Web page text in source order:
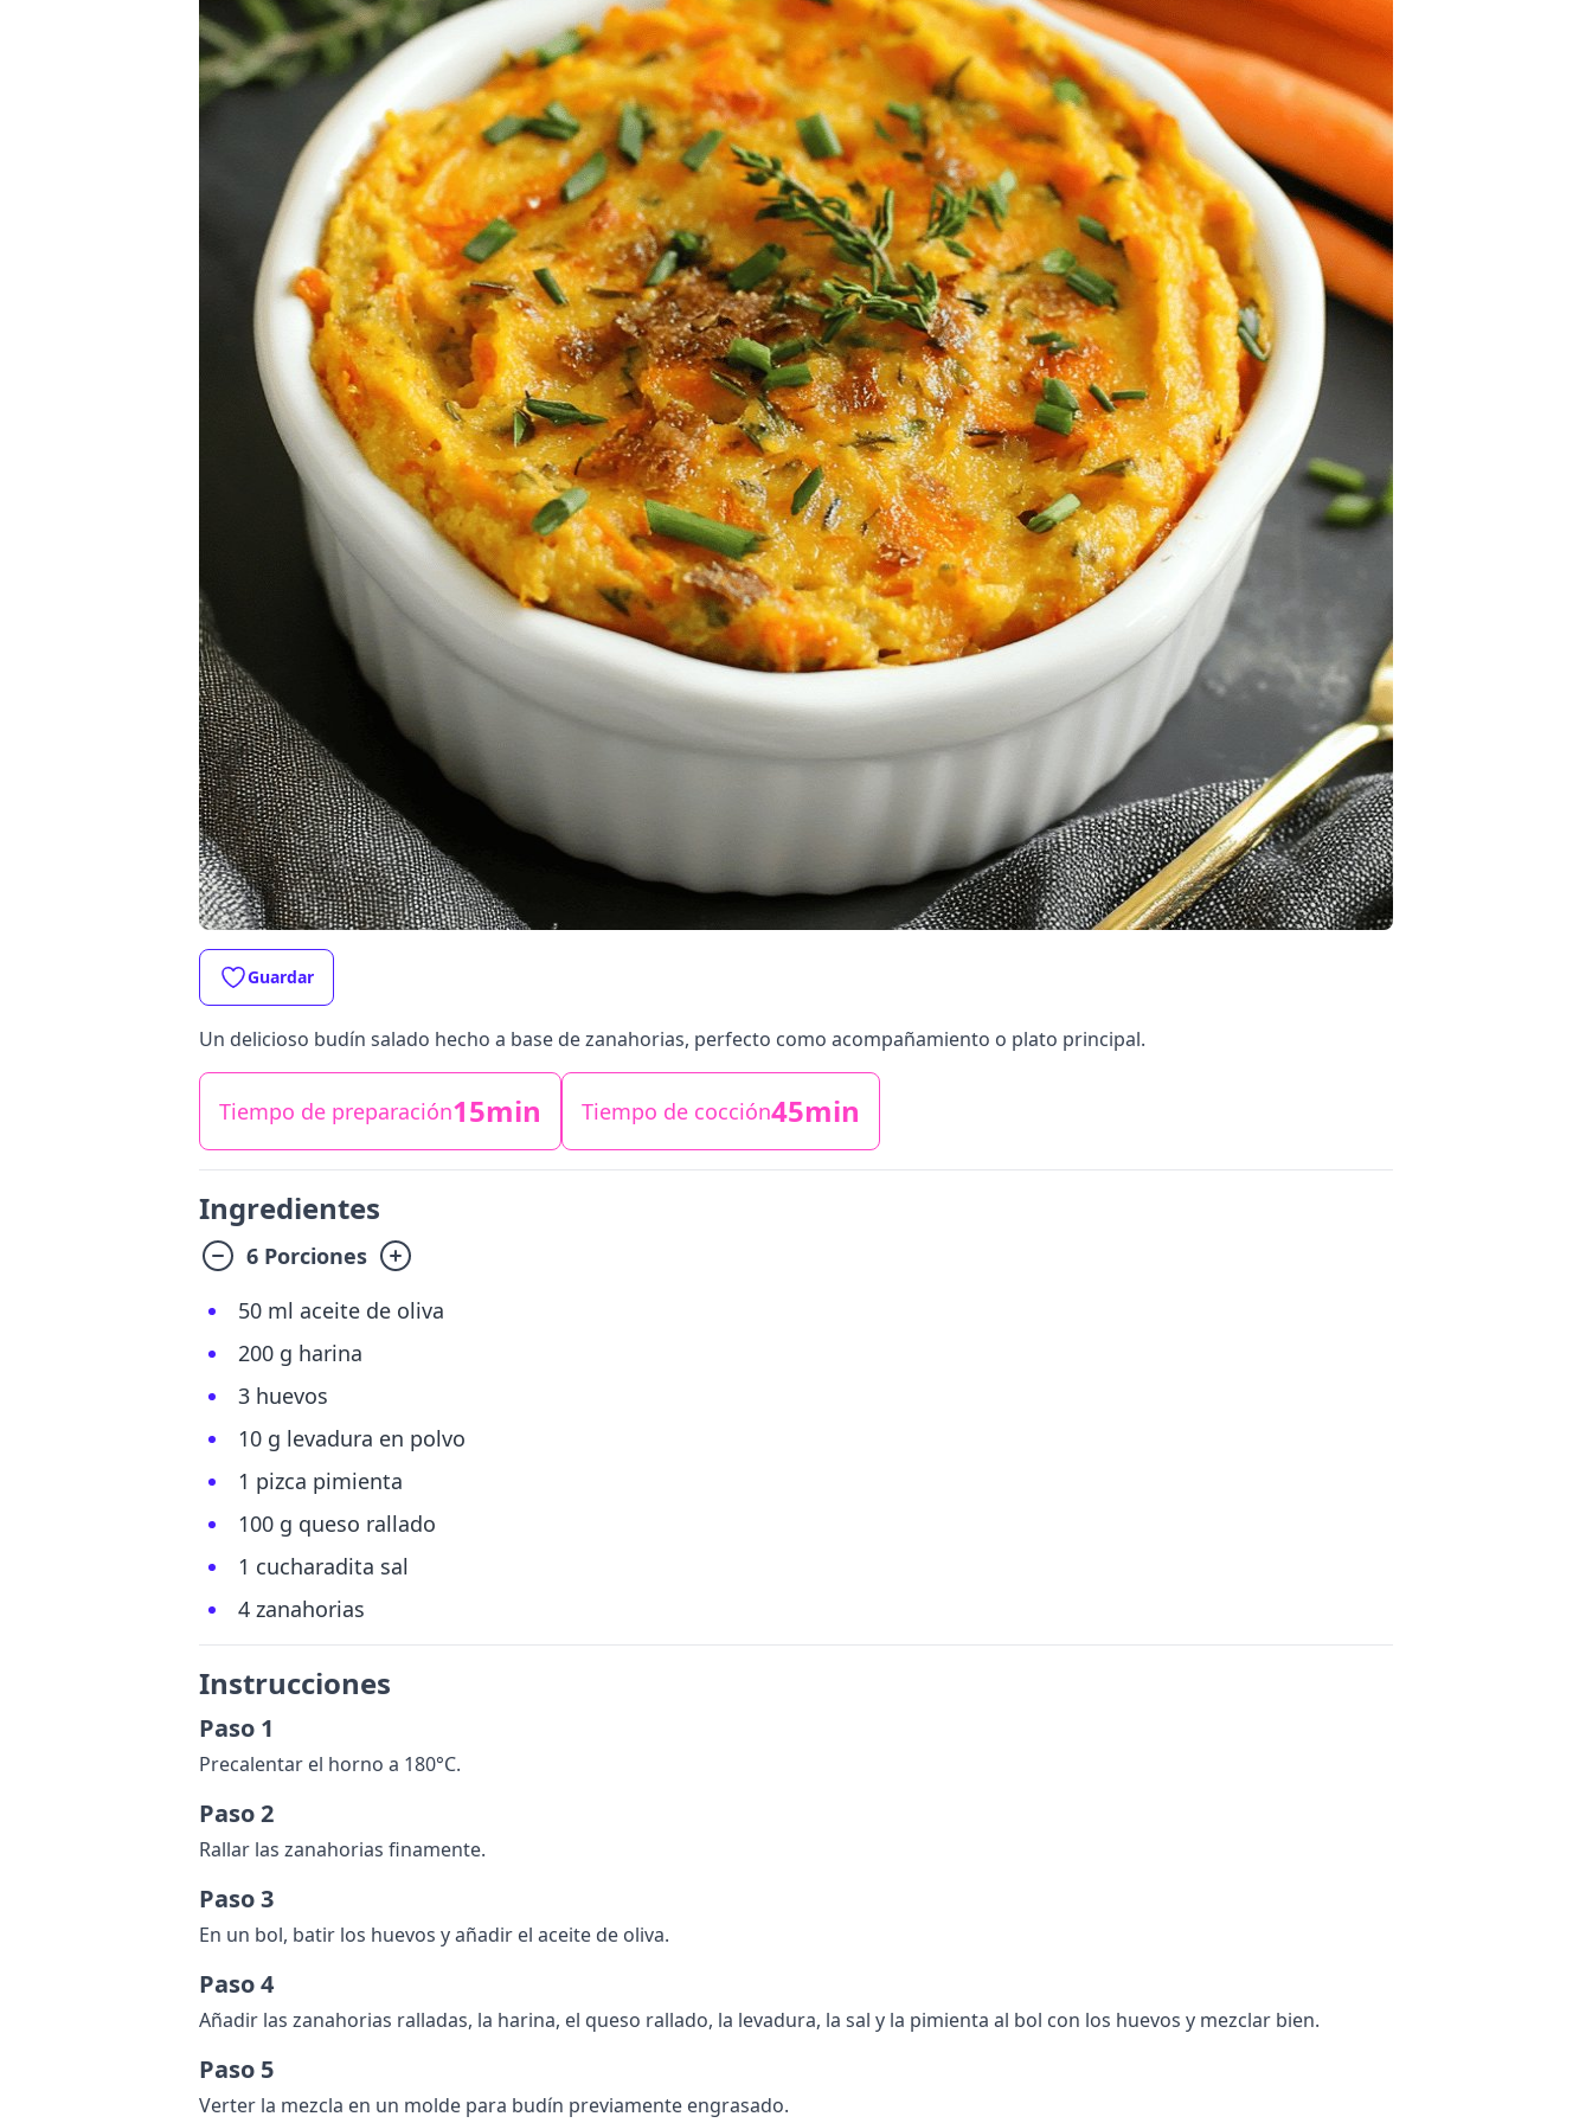
Guardar
Un delicioso budín salado hecho a base de zanahorias, perfecto como acompañamiento o plato principal.
Tiempo de preparación15min Tiempo de cocción45min
Ingredientes
6 Porciones
50 ml aceite de oliva
200 g harina
3 huevos
10 g levadura en polvo
1 pizca pimienta
100 g queso rallado
1 cucharadita sal
4 zanahorias
Instrucciones
Paso 1
Precalentar el horno a 180°C.
Paso 2
Rallar las zanahorias finamente.
Paso 3
En un bol, batir los huevos y añadir el aceite de oliva.
Paso 4
Añadir las zanahorias ralladas, la harina, el queso rallado, la levadura, la sal y la pimienta al bol con los huevos y mezclar bien.
Paso 5
Verter la mezcla en un molde para budín previamente engrasado.